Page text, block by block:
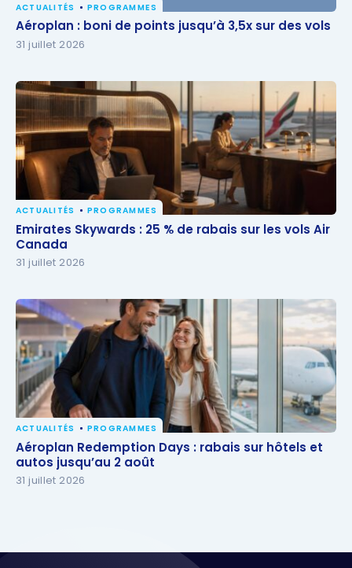
Aéroplan : boni de points jusqu’à 3,5x sur des vols
ACTUALITÉS PROGRAMMES
Aéroplan : boni de points jusqu’à 3,5x sur des vols
31 juillet 2026
Emirates Skywards : 25 % de rabais sur les vols Air
Canada
ACTUALITÉS PROGRAMMES
Emirates Skywards : 25 % de rabais sur les vols Air
Canada
31 juillet 2026
Aéroplan Redemption Days : rabais sur hôtels et
autos jusqu’au 2 août
ACTUALITÉS PROGRAMMES
Aéroplan Redemption Days : rabais sur hôtels et
autos jusqu’au 2 août
31 juillet 2026